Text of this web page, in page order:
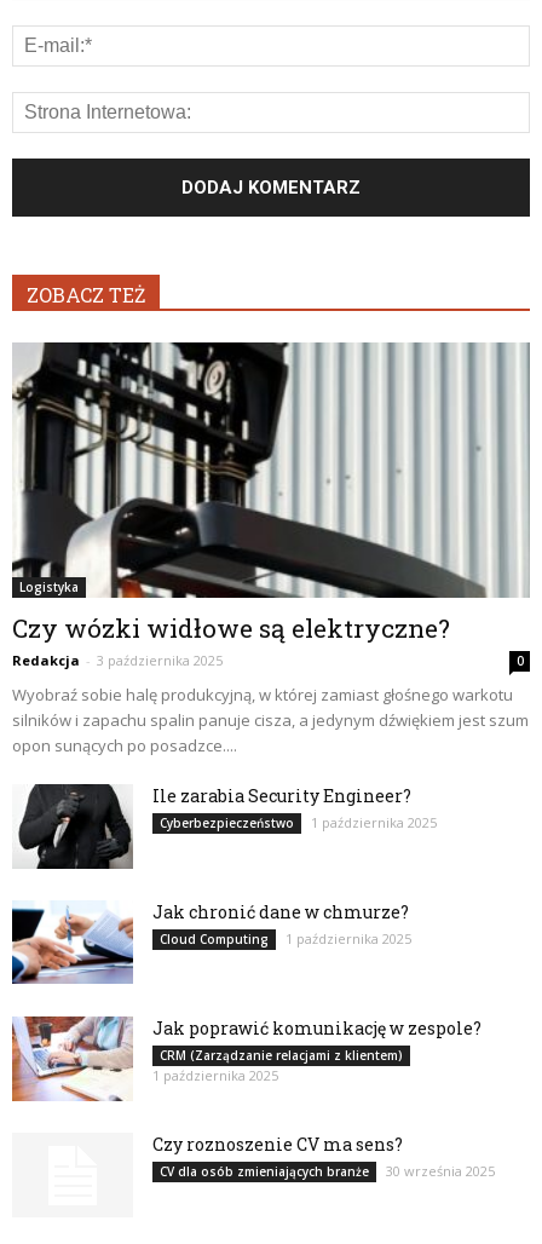
ZOBACZ TEŻ
Logistyka
Czy wózki widłowe są elektryczne?
Redakcja - 3 października 2025 0
Wyobraź sobie halę produkcyjną, w której zamiast głośnego warkotu
silników i zapachu spalin panuje cisza, a jedynym dźwiękiem jest szum
opon sunących po posadzce....
Ile zarabia Security Engineer?
Cyberbezpieczeństwo 1 października 2025
Jak chronić dane w chmurze?
Cloud Computing 1 października 2025
Jak poprawić komunikację w zespole?
CRM (Zarządzanie relacjami z klientem)
1 października 2025
Czy roznoszenie CV ma sens?
CV dla osób zmieniających branże 30 września 2025